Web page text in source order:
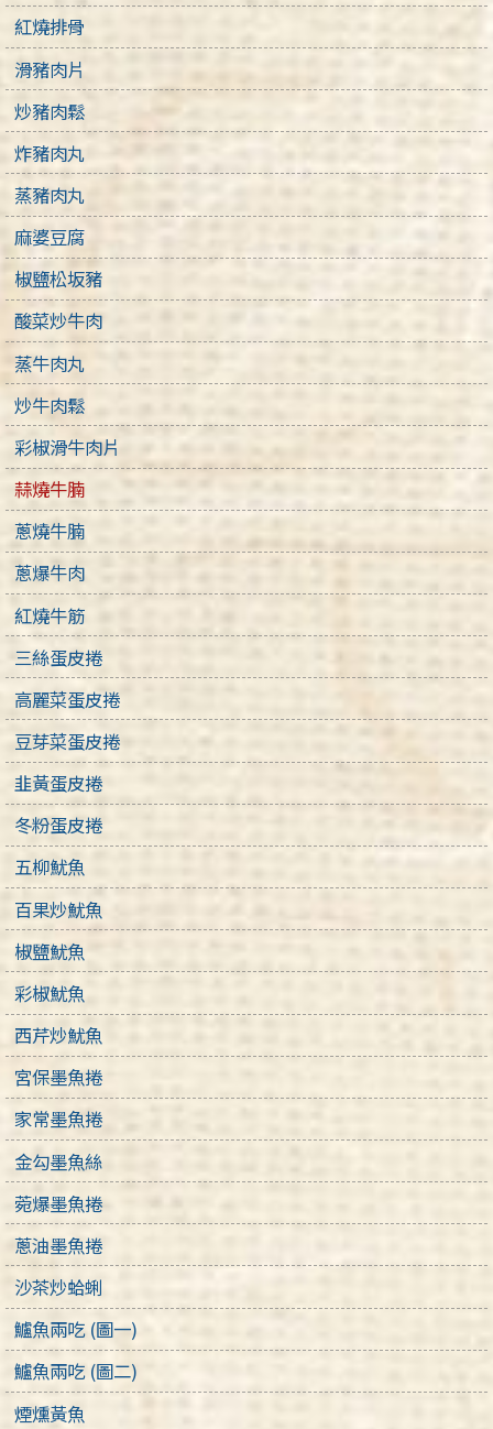
紅燒排骨
滑豬肉片
炒豬肉鬆
炸豬肉丸
蒸豬肉丸
麻婆豆腐
椒鹽松坂豬
酸菜炒牛肉
蒸牛肉丸
炒牛肉鬆
彩椒滑牛肉片
蒜燒牛腩
蔥燒牛腩
蔥爆牛肉
紅燒牛筋
三絲蛋皮捲
高麗菜蛋皮捲
豆芽菜蛋皮捲
韭黃蛋皮捲
冬粉蛋皮捲
五柳魷魚
百果炒魷魚
椒鹽魷魚
彩椒魷魚
西芹炒魷魚
宮保墨魚捲
家常墨魚捲
金勾墨魚絲
菀爆墨魚捲
蔥油墨魚捲
沙茶炒蛤蜊
鱸魚兩吃 (圖一)
鱸魚兩吃 (圖二)
煙燻黃魚